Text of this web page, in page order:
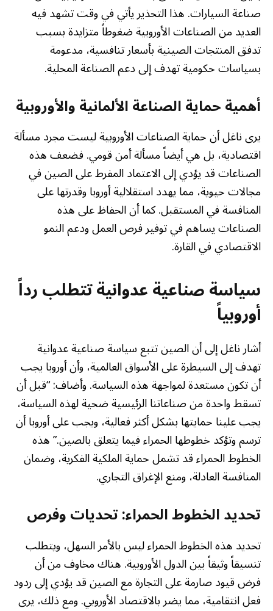
صناعة السيارات. هذا التحذير يأتي في وقت تشهد فيه
العديد من الصناعات الأوروبية ضغوطاً متزايدة بسبب
تدفق المنتجات الصينية بأسعار تنافسية، مدعومة
بسياسات حكومية تهدف إلى دعم الصناعة المحلية.
أهمية حماية الصناعة الألمانية والأوروبية
يرى ناغل أن حماية الصناعات الأوروبية ليست مجرد مسألة
اقتصادية، بل هي أيضاً مسألة أمن قومي. فضعف هذه
الصناعات قد يؤدي إلى الاعتماد المفرط على الصين في
مجالات حيوية، مما يهدد استقلالية أوروبا وقدرتها على
المنافسة في المستقبل. كما أن الحفاظ على هذه
الصناعات يساهم في توفير فرص العمل ودعم النمو
الاقتصادي في القارة.
سياسة صناعية عدوانية تتطلب رداً
أوروبياً
أشار ناغل إلى أن الصين تتبع سياسة صناعية عدوانية
تهدف إلى السيطرة على الأسواق العالمية، وأن أوروبا يجب
أن تكون مستعدة لمواجهة هذه السياسة. وأضاف: “قبل أن
تسقط واحدة من صناعاتنا الرئيسية ضحية لهذه السياسة،
يجب علينا حمايتها بشكل أكثر فعالية، ويجب على أوروبا أن
ترسم وتؤكد خطوطها الحمراء فيما يتعلق بالصين.” هذه
الخطوط الحمراء قد تشمل حماية الملكية الفكرية، وضمان
المنافسة العادلة، ومنع الإغراق التجاري.
تحديد الخطوط الحمراء: تحديات وفرص
تحديد هذه الخطوط الحمراء ليس بالأمر السهل، ويتطلب
تنسيقاً وثيقاً بين الدول الأوروبية. هناك مخاوف من أن
فرض قيود صارمة على التجارة مع الصين قد يؤدي إلى ردود
فعل انتقامية، مما يضر بالاقتصاد الأوروبي. ومع ذلك، يرى